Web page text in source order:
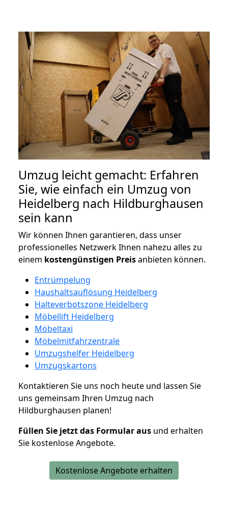
Umzug leicht gemacht: Erfahren
Sie, wie einfach ein Umzug von
Heidelberg nach Hildburghausen
sein kann
Wir können Ihnen garantieren, dass unser
professionelles Netzwerk Ihnen nahezu alles zu
einem kostengünstigen Preisanbieten können.
Entrümpelung
Haushaltsauflösung Heidelberg
Halteverbotszone Heidelberg
Möbellift Heidelberg
Möbeltaxi
Möbelmitfahrzentrale
Umzugshelfer Heidelberg
Umzugskartons
Kontaktieren Sie uns noch heute und lassen Sie
uns gemeinsam Ihren Umzug nach
Hildburghausen planen!
Füllen Sie jetzt das Formular aus und erhalten
Sie kostenlose Angebote.
Kostenlose Angebote erhalten